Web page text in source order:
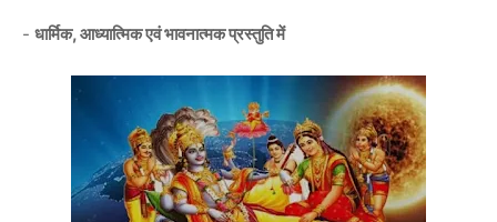
- धार्मिक, आध्यात्मिक एवं भावनात्मक प्रस्तुति में